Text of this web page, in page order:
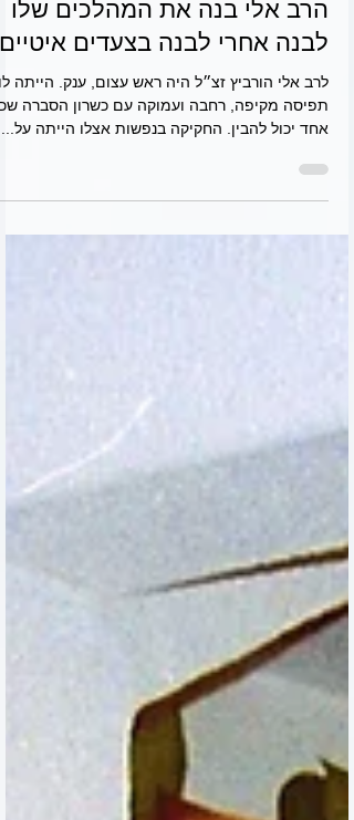
5 באפר׳ 2021
זמן קריאה 1 דקות
הרב אלי בנה את המהלכים שלו
לבנה אחרי לבנה בצעדים איטיים
לרב אלי הורביץ זצ״ל היה ראש עצום, ענק. הייתה
אחד יכול להבין. החקיקה בנפשות אצלו הייתה על...